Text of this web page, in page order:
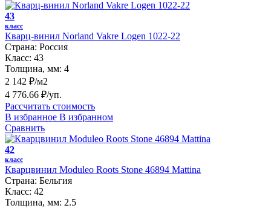
43
класс
Кварц-винил Norland Vakre Logen 1022-22
Страна: Россия
Класс: 43
Толщина, мм: 4
2 142 ₽/м2
4 776.66 ₽/уп.
Рассчитать стоимость
В избранное В избранном
Сравнить
42
класс
Кварцвинил Moduleo Roots Stone 46894 Mattina
Страна: Бельгия
Класс: 42
Толщина, мм: 2.5